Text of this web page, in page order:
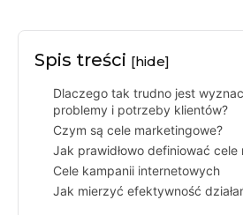
Spis treści [hide]
Dlaczego tak trudno jest
problemy i potrzeby klientów?
Czym są cele marketingowe?
Jak prawidłowo definiować cele
Cele kampanii internetowych
Jak mierzyć efektywność